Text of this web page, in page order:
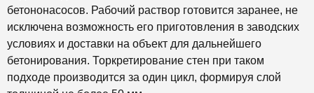
бетононасосов. Рабочий раствор готовится заранее, не
исключена возможность его приготовления в заводских
условиях и доставки на объект для дальнейшего
бетонирования. Торкретирование стен при таком
подходе производится за один цикл, формируя слой